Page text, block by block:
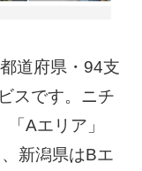
道府県・94支
スです。ニチ
Aエリア」
新潟県はBエ